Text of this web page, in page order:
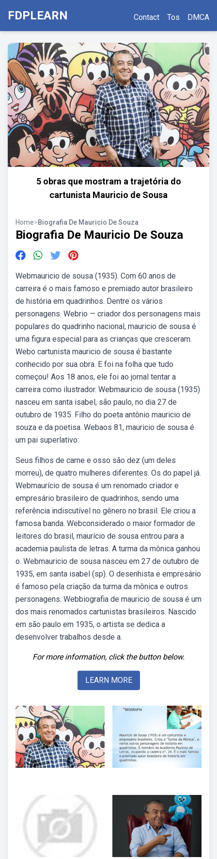
FDPLEARN Contact Tos DMCA
5 obras que mostram a trajetória do
cartunista Mauricio de Sousa
Home>Biografia De Mauricio De Souza
Biografia De Mauricio De Souza
Webmauricio de sousa (1935). Com 60 anos de
carreira é o mais famoso e premiado autor brasileiro
de história em quadrinhos. Dentre os vários
personagens. Webrio — criador dos personagens mais
populares do quadrinho nacional, mauricio de sousa é
uma figura especial para as crianças que cresceram.
Webo cartunista mauricio de sousa é bastante
conhecido por sua obra. E foi na folha que tudo
começou! Aos 18 anos, ele foi ao jornal tentar a
carreira como ilustrador. Webmauricio de sousa (1935)
nasceu em santa isabel, são paulo, no dia 27 de
outubro de 1935. Filho do poeta antônio mauricio de
souza e da poetisa. Webaos 81, mauricio de sousa é
um pai superlativo:
Seus filhos de carne e osso são dez (um deles
morreu), de quatro mulheres diferentes. Os do papel já.
Webmaurício de sousa é um renomado criador e
empresário brasileiro de quadrinhos, sendo uma
referência indiscutível no gênero no brasil. Ele criou a
famosa banda. Webconsiderado o maior formador de
leitores do brasil, maurício de sousa entrou para a
academia paulista de letras. A turma da mônica ganhou
o. Webmauricio de sousa nasceu em 27 de outubro de
1935, em santa isabel (sp). O desenhista e empresário
é famoso pela criação da turma da mônica e outros
personagens. Webbiografia de mauricio de sousa é um
dos mais renomados cartunistas brasileiros. Nascido
em são paulo em 1935, o artista se dedica a
desenvolver trabalhos desde a.
For more information, click the button below.
LEARN MORE